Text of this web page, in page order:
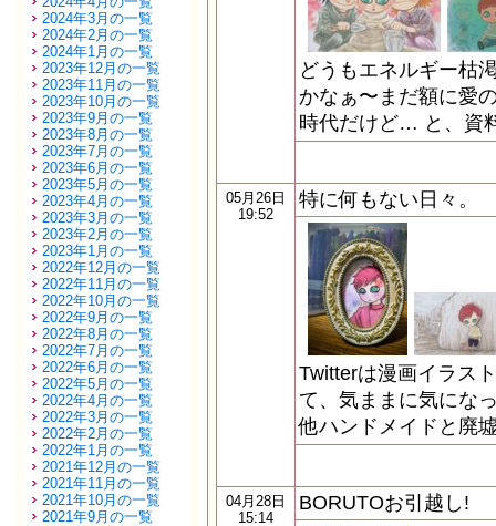
2024年3月の一覧
2024年2月の一覧
2024年1月の一覧
2023年12月の一覧
2023年11月の一覧
2023年10月の一覧
2023年9月の一覧
2023年8月の一覧
2023年7月の一覧
2023年6月の一覧
2023年5月の一覧
2023年4月の一覧
2023年3月の一覧
2023年2月の一覧
2023年1月の一覧
2022年12月の一覧
2022年11月の一覧
2022年10月の一覧
2022年9月の一覧
2022年8月の一覧
2022年7月の一覧
2022年6月の一覧
2022年5月の一覧
2022年4月の一覧
2022年3月の一覧
2022年2月の一覧
2022年1月の一覧
2021年12月の一覧
2021年11月の一覧
2021年10月の一覧
2021年9月の一覧
どうもエネルギー枯
かなぁ〜まだ額に愛
時代だけど… と、資
05月26日
19:52
特に何もない日々。
Twitterは漫画イラス
て、気ままに気にな
他ハンドメイドと廃
04月28日
15:14
BORUTOお引越し!